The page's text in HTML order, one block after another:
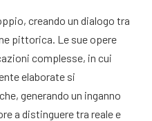
creando un dialogo tra
pittorica. Le sue opere
complesse, in cui
elaborate si
generando un inganno
a distinguere tra reale e